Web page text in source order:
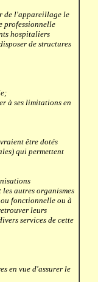
de l'appareillage le
professionnelle
hospitaliers
de structures
à ses limitations en
être dotés
qui permettent
autres organismes
fonctionnelle ou à
leurs
services de cette
en vue d'assurer le